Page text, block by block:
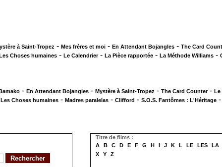
à Saint-Tropez - Mes frères et moi - En Attendant Bojangles - The Card
Choses humaines - Le Calendrier- La Pièce rapportée - La Méthode Williams -
- En Attendant Bojangles - Mystère à Saint-Tropez - The Card Counter- Le
Les Choses humaines - Madres paralelas - Clifford - S.O.S. Fantômes : L'Héritage
Titre de films :
A
B C D E F G H I J K L LE LES
LA
X
Y Z